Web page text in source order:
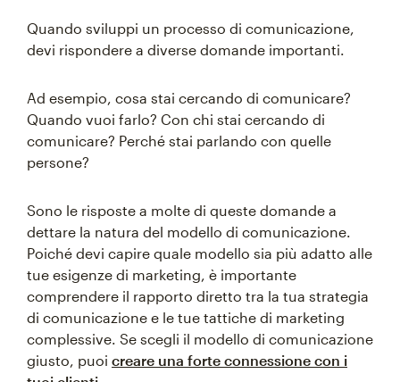
Quando sviluppi un processo di comunicazione,
devi rispondere a diverse domande importanti.
Ad esempio, cosa stai cercando di comunicare?
Quando vuoi farlo? Con chi stai cercando di
comunicare? Perché stai parlando con quelle
persone?
Sono le risposte a molte di queste domande a
dettare la natura del modello di comunicazione.
Poiché devi capire quale modello sia più adatto alle
tue esigenze di marketing, è importante
comprendere il rapporto diretto tra la tua strategia
di comunicazione e le tue tattiche di marketing
complessive. Se scegli il modello di comunicazione
giusto, puoi creare una forte connessione con i